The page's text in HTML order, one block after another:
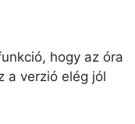
hogy az óra
a verzió elég jól